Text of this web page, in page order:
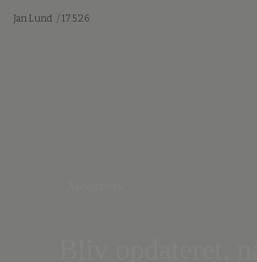
Jan Lund / 17.5.26